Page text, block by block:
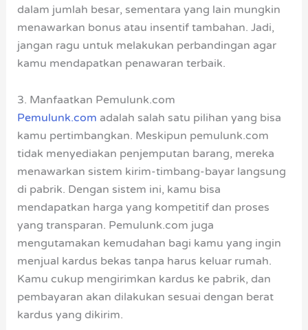
dalam jumlah besar, sementara yang lain mungkin
menawarkan bonus atau insentif tambahan. Jadi,
jangan ragu untuk melakukan perbandingan agar
kamu mendapatkan penawaran terbaik.
3. Manfaatkan Pemulunk.com
Pemulunk.com adalah salah satu pilihan yang bisa
kamu pertimbangkan. Meskipun pemulunk.com
tidak menyediakan penjemputan barang, mereka
menawarkan sistem kirim-timbang-bayar langsung
di pabrik. Dengan sistem ini, kamu bisa
mendapatkan harga yang kompetitif dan proses
yang transparan. Pemulunk.com juga
mengutamakan kemudahan bagi kamu yang ingin
menjual kardus bekas tanpa harus keluar rumah.
Kamu cukup mengirimkan kardus ke pabrik, dan
pembayaran akan dilakukan sesuai dengan berat
kardus yang dikirim.